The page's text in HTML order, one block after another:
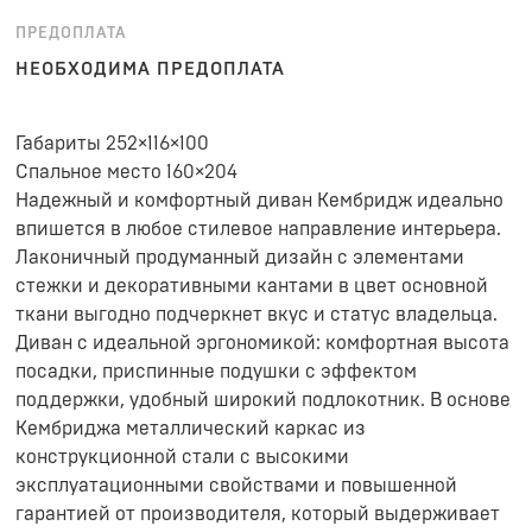
ПРЕДОПЛАТА
НЕОБХОДИМА ПРЕДОПЛАТА
Габариты 252×116×100
Спальное место 160×204
Надежный и комфортный диван Кембридж идеально
впишется в любое стилевое направление интерьера.
Лаконичный продуманный дизайн с элементами
стежки и декоративными кантами в цвет основной
ткани выгодно подчеркнет вкус и статус владельца.
Диван с идеальной эргономикой: комфортная высота
посадки, приспинные подушки с эффектом
поддержки, удобный широкий подлокотник. В основе
Кембриджа металлический каркас из
конструкционной стали с высокими
эксплуатационными свойствами и повышенной
гарантией от производителя, который выдерживает